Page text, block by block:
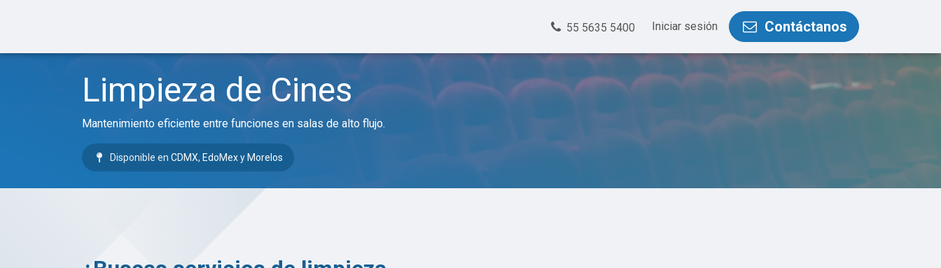
55 5635 5400 Iniciar sesión Contáctanos
Limpieza de Cines
Mantenimiento eficiente entre funciones en salas de alto flujo.
Disponible en CDMX, EdoMexy Morelos